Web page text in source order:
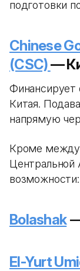
подготовки
Chinese
(CSC)—
Финансирует
Китая.
напрямую
Кроме
Центральной
возможности:
Bolashak—
El-Yurt